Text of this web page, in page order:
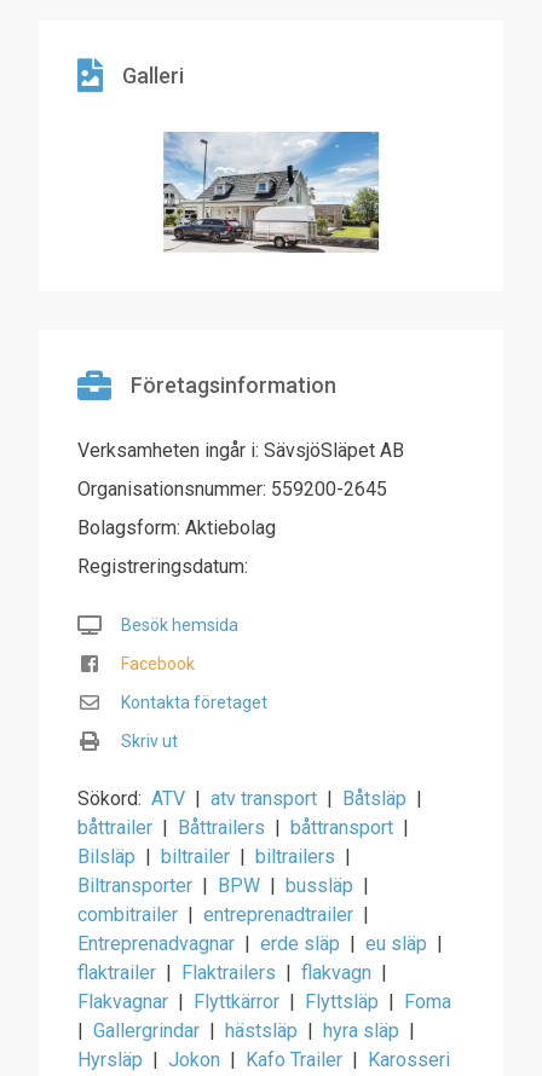
Galleri
Företagsinformation
Verksamheten ingår i: SävsjöSläpet AB
Organisationsnummer: 559200-2645
Bolagsform: Aktiebolag
Registreringsdatum:
Besök hemsida
Facebook
Kontakta företaget
Skriv ut
Sökord: ATV | atv transport | Båtsläp |
båttrailer | Båttrailers | båttransport |
Bilsläp | biltrailer | biltrailers |
Biltransporter | BPW | bussläp |
combitrailer | entreprenadtrailer |
Entreprenadvagnar | erde släp | eu släp |
flaktrailer | Flaktrailers | flakvagn |
Flakvagnar | Flyttkärror | Flyttsläp | Foma
| Gallergrindar | hästsläp | hyra släp |
Hyrsläp | Jokon | Kafo Trailer | Karosseri